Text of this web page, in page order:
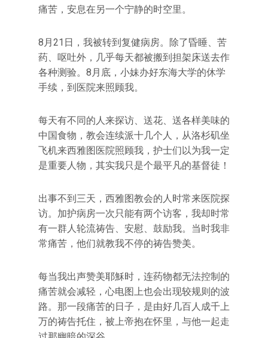
痛苦，安息在另一个宁静的时空里。
8月21日，我被转到复健病房。除了昏睡、苦
药、呕吐外，几乎每天都被搬到担架床送去作
各种测验。8月底，小妹办好东海大学的休学
手续，到医院来照顾我。
每天有不同的人来探访、送花、送各样美味的
中国食物，教会连续派十几个人，从洛杉矶坐
飞机来西雅图医院照顾我，护士们以为我一定
是重要人物，其实我只是个最平凡的基督徒！
出事不到三天，西雅图教会的人时常来医院探
访。加护病房一次只能有两个访客，我却时常
有一群人轮流祷告、安慰、鼓励我。当时我非
常痛苦，他们就教我不停的祷告赞美。
每当我出声赞美耶穌时，连药物都无法控制的
痛苦就会减轻，心电图上也会出现较规则的波
路。那一段痛苦的日子，是由好几百人成千上
万的祷告托住，被上帝抱在怀里，与他一起走